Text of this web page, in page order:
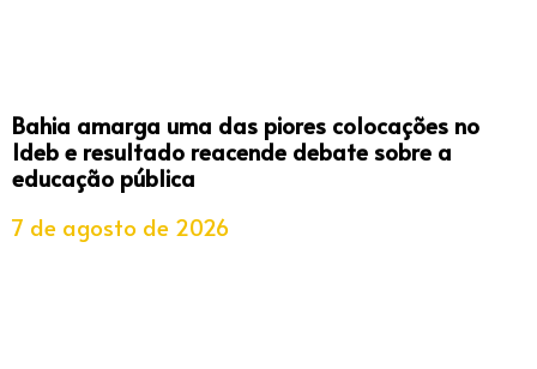
Bahia amarga uma das piores colocações no
Ideb e resultado reacende debate sobre a
educação pública
7 de agosto de 2026